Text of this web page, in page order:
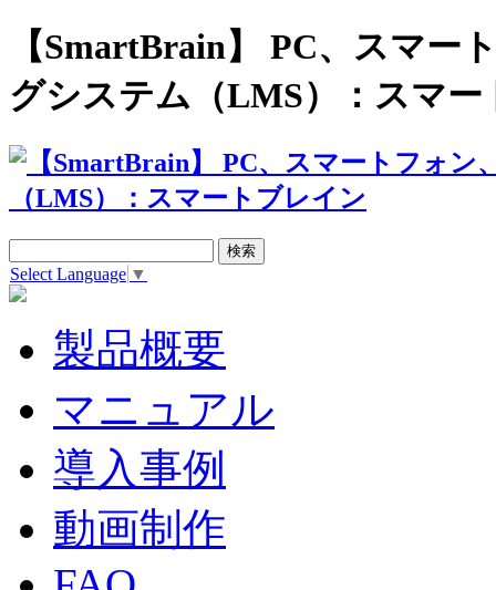
【SmartBrain】 PC、スマー
グシステム（LMS）：スマー
Select Language ▼
製品概要
マニュアル
導入事例
動画制作